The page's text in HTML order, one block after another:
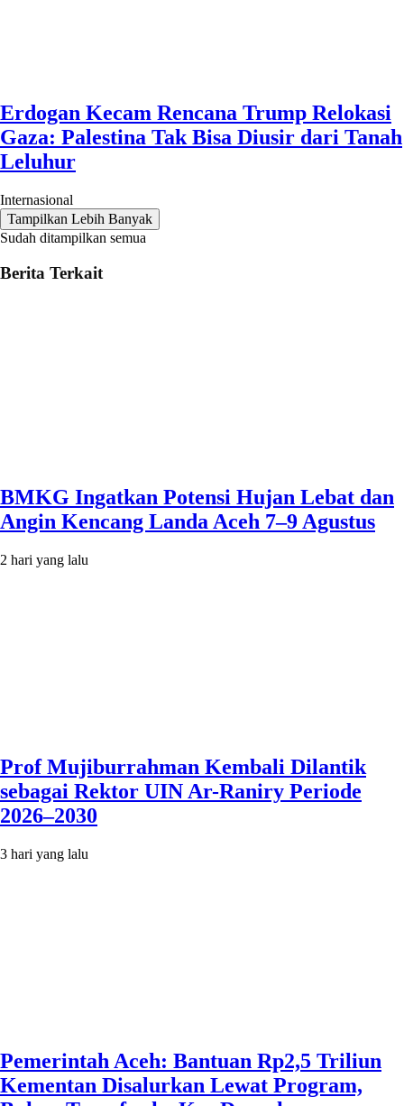
Erdogan Kecam Rencana Trump Relokasi
Gaza: Palestina Tak Bisa Diusir dari Tanah
Leluhur
Internasional
Tampilkan Lebih Banyak
Sudah ditampilkan semua
Berita Terkait
BMKG Ingatkan Potensi Hujan Lebat dan
Angin Kencang Landa Aceh 7–9 Agustus
2 hari yang lalu
Prof Mujiburrahman Kembali Dilantik
sebagai Rektor UIN Ar-Raniry Periode
2026–2030
3 hari yang lalu
Pemerintah Aceh: Bantuan Rp2,5 Triliun
Kementan Disalurkan Lewat Program,